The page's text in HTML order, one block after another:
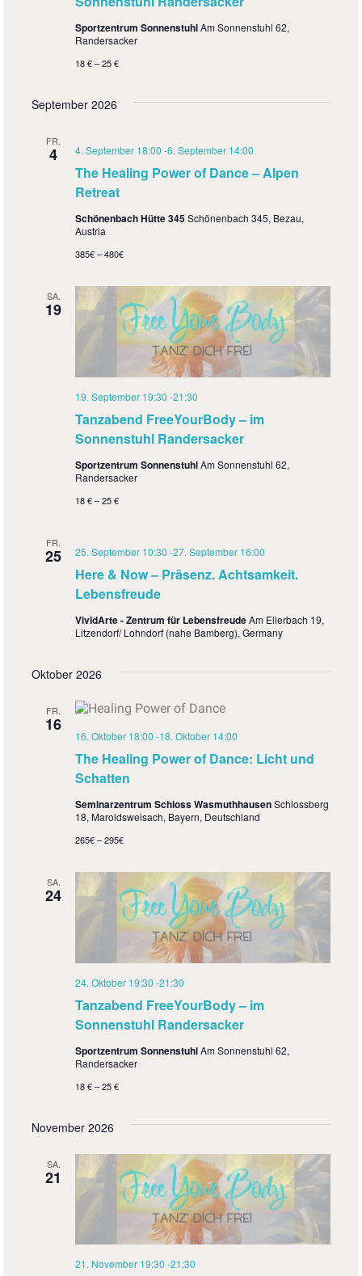
Sportzentrum SonnenstuhlAm Sonnenstuhl 62,
Randersacker
18 € – 25 €
September 2026
FR.
4
The Healing Power of Dance – Alpen
Retreat
4. September 18:00 -6. September 14:00
Schönenbach Hütte 345Schönenbach 345, Bezau,
Austria
385€ – 480€
SA.
19
Tanzabend FreeYourBody – im
Sonnenstuhl Randersacker
19. September 19:30 -21:30
Sportzentrum SonnenstuhlAm Sonnenstuhl 62,
Randersacker
18 € – 25 €
FR.
25
Here & Now – Präsenz. Achtsamkeit.
Lebensfreude
25. September 10:30 -27. September 16:00
VividArte - Zentrum für LebensfreudeAm Ellerbach 19,
Litzendorf/ Lohndorf (nahe Bamberg), Germany
Oktober 2026
FR.
16
The Healing Power of Dance: Licht und
Schatten
16. Oktober 18:00 -18. Oktober 14:00
Seminarzentrum Schloss WasmuthhausenSchlossberg
18, Maroldsweisach, Bayern, Deutschland
265€ – 295€
SA.
24
Tanzabend FreeYourBody – im
Sonnenstuhl Randersacker
24. Oktober 19:30 -21:30
Sportzentrum SonnenstuhlAm Sonnenstuhl 62,
Randersacker
18 € – 25 €
November 2026
SA.
21
21. November 19:30 -21:30